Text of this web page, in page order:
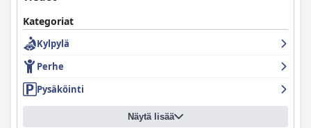
Kategoriat
Kylpylä
Perhe
Pysäköinti
Näytä lisää